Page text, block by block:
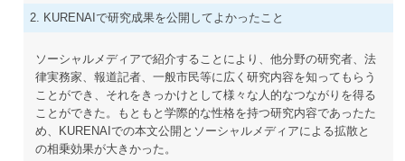
2. KURENAIで研究成果を公開してよかったこと
ソーシャルメディアで紹介することにより、他分野の研究者、法
律実務家、報道記者、一般市民等に広く研究内容を知ってもらう
ことができ、それをきっかけとして様々な人的なつながりを得る
ことができた。もともと学際的な性格を持つ研究内容であったた
め、KURENAIでの本文公開とソーシャルメディアによる拡散と
の相乗効果が大きかった。